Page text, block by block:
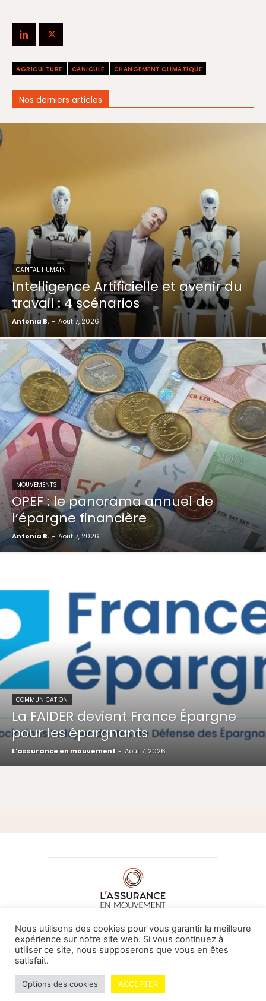
AGRICULTURE CANICULE CHANGEMENT CLIMATIQUE
Nos derniers articles
CAPITAL HUMAIN
Intelligence Artificielle et avenir du
travail : 4 scénarios
Antonia B. - Août 7, 2026
MOUVEMENTS
OPEF : le panorama annuel de
l’épargne financière
Antonia B. - Août 7, 2026
COMMUNICATION
La FAIDER devient France Épargne
pour les épargnants
L'assurance en mouvement - Août 7, 2026
À PROPOS DE NOUS•CONTACT
© L'assurance en mouvement -By Vovoxx Média
Mentions légales Contributeurs
Nous utilisons des cookies pour vous garantir la meilleure
expérience sur notre site web. Si vous continuez à
utiliser ce site, nous supposerons que vous en êtes
satisfait.
Options des cookies ACCEPTER